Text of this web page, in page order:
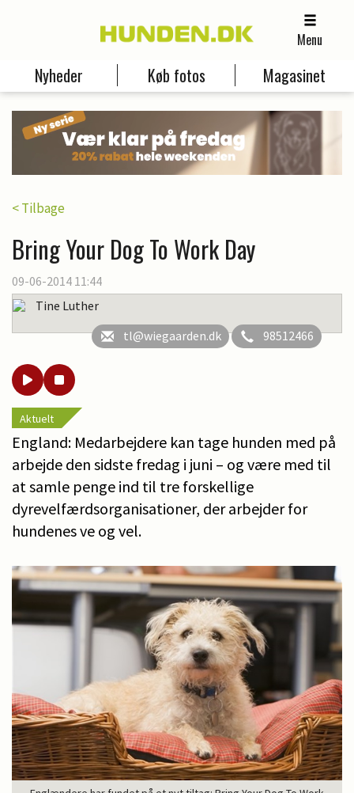
Menu
Nyheder Køb fotos Magasinet
< Tilbage
Bring Your Dog To Work Day
09-06-2014 11:44
Tine Luther
tl@wiegaarden.dk
98512466
Aktuelt
England: Medarbejdere kan tage hunden med på
arbejde den sidste fredag i juni – og være med til
at samle penge ind til tre forskellige
dyrevelfærdsorganisationer, der arbejder for
hundenes ve og vel.